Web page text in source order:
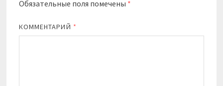
Обязательные поля помечены *
КОММЕНТАРИЙ *